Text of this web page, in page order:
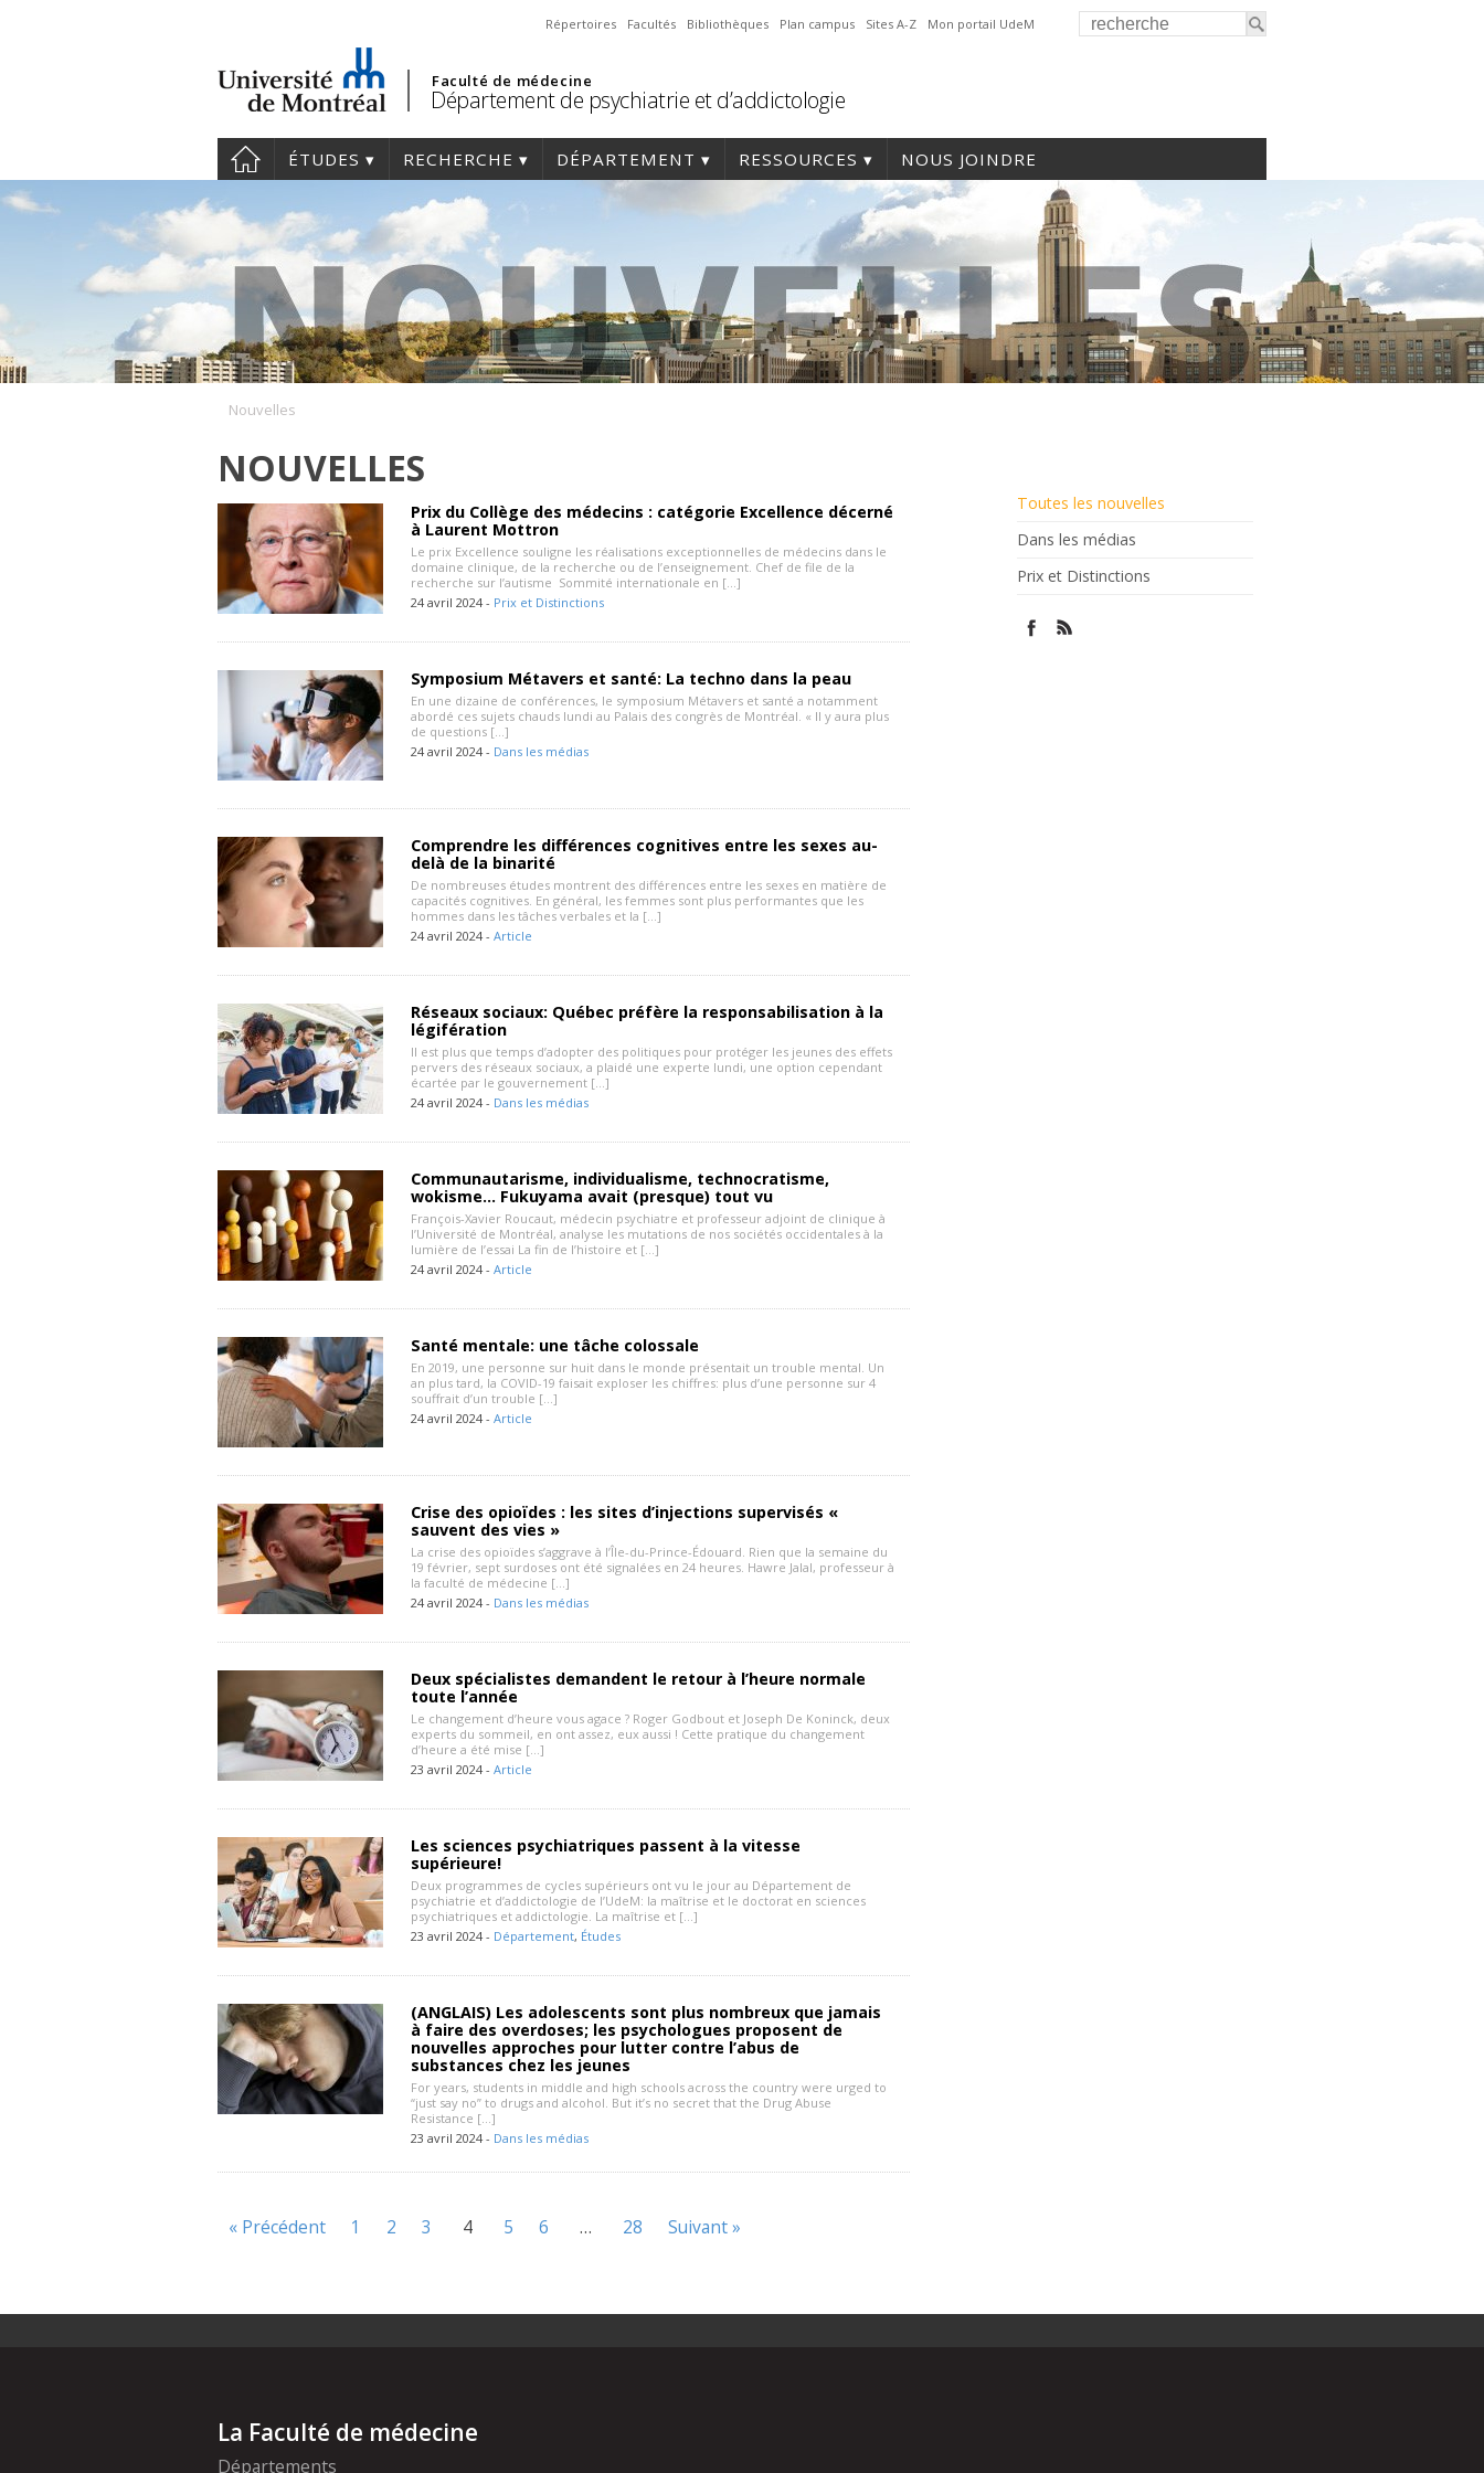
Répertoires Facultés Bibliothèques Plan campus Sites A-Z Mon portail UdeM
Faculté de médecine
Département de psychiatrie et d’addictologie
ÉTUDES RECHERCHE DÉPARTEMENT RESSOURCES NOUS JOINDRE
Nouvelles
NOUVELLES
Prix du Collège des médecins : catégorie Excellence décerné
à Laurent Mottron
Le prix Excellence souligne les réalisations exceptionnelles de médecins dans le
domaine clinique, de la recherche ou de l’enseignement. Chef de file de la
recherche sur l’autisme Sommité internationale en […]
24 avril 2024 - Prix et Distinctions
Symposium Métavers et santé: La techno dans la peau
En une dizaine de conférences, le symposium Métavers et santé a notamment
abordé ces sujets chauds lundi au Palais des congrès de Montréal. « Il y aura plus
de questions […]
24 avril 2024 - Dans les médias
Comprendre les différences cognitives entre les sexes au-
delà de la binarité
De nombreuses études montrent des différences entre les sexes en matière de
capacités cognitives. En général, les femmes sont plus performantes que les
hommes dans les tâches verbales et la […]
24 avril 2024 - Article
Réseaux sociaux: Québec préfère la responsabilisation à la
légifération
Il est plus que temps d’adopter des politiques pour protéger les jeunes des effets
pervers des réseaux sociaux, a plaidé une experte lundi, une option cependant
écartée par le gouvernement […]
24 avril 2024 - Dans les médias
Communautarisme, individualisme, technocratisme,
wokisme… Fukuyama avait (presque) tout vu
François-Xavier Roucaut, médecin psychiatre et professeur adjoint de clinique à
l’Université de Montréal, analyse les mutations de nos sociétés occidentales à la
lumière de l’essai La fin de l’histoire et […]
24 avril 2024 - Article
Santé mentale: une tâche colossale
En 2019, une personne sur huit dans le monde présentait un trouble mental. Un
an plus tard, la COVID-19 faisait exploser les chiffres: plus d’une personne sur 4
souffrait d’un trouble […]
24 avril 2024 - Article
Crise des opioïdes : les sites d’injections supervisés «
sauvent des vies »
La crise des opioïdes s’aggrave à l’Île-du-Prince-Édouard. Rien que la semaine du
19 février, sept surdoses ont été signalées en 24 heures. Hawre Jalal, professeur à
la faculté de médecine […]
24 avril 2024 - Dans les médias
Deux spécialistes demandent le retour à l’heure normale
toute l’année
Le changement d’heure vous agace ? Roger Godbout et Joseph De Koninck, deux
experts du sommeil, en ont assez, eux aussi ! Cette pratique du changement
d’heure a été mise […]
23 avril 2024 - Article
Les sciences psychiatriques passent à la vitesse
supérieure!
Deux programmes de cycles supérieurs ont vu le jour au Département de
psychiatrie et d’addictologie de l’UdeM: la maîtrise et le doctorat en sciences
psychiatriques et addictologie. La maîtrise et […]
23 avril 2024 - Département, Études
(ANGLAIS) Les adolescents sont plus nombreux que jamais
à faire des overdoses; les psychologues proposent de
nouvelles approches pour lutter contre l’abus de
substances chez les jeunes
For years, students in middle and high schools across the country were urged to
“just say no” to drugs and alcohol. But it’s no secret that the Drug Abuse
Resistance […]
23 avril 2024 - Dans les médias
« Précédent 1 2 3 4 5 6 … 28 Suivant »
Toutes les nouvelles
Dans les médias
Prix et Distinctions
La Faculté de médecine
Départements